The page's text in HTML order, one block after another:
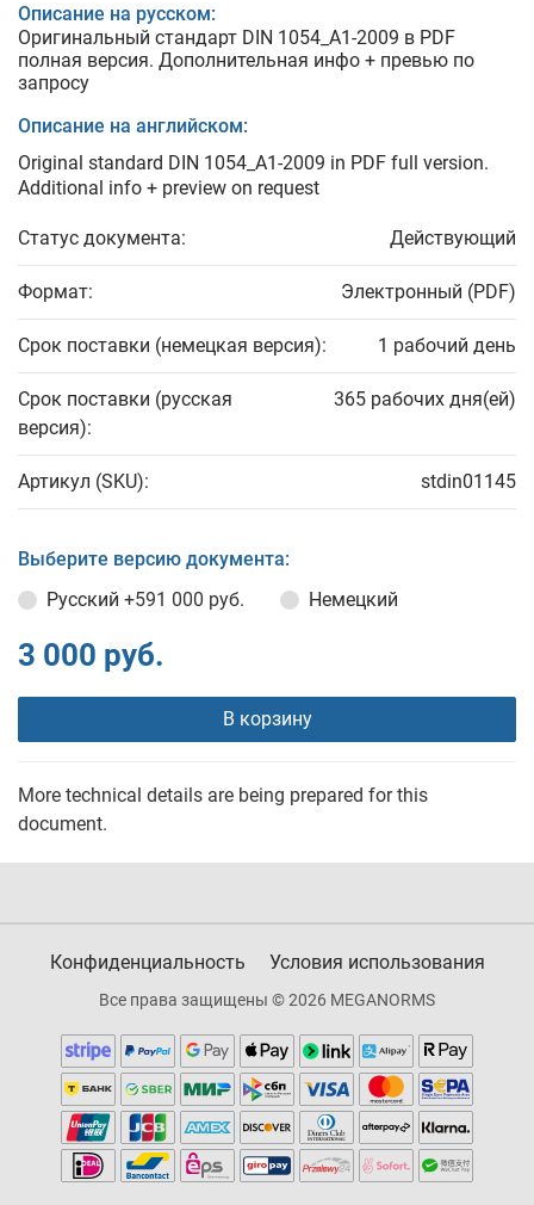
Описание на русском:
Оригинальный стандарт DIN 1054_A1-2009 в PDF
полная версия. Дополнительная инфо + превью по
запросу
Описание на английском:
Original standard DIN 1054_A1-2009 in PDF full version.
Additional info + preview on request
Статус документа: Действующий
Формат: Электронный (PDF)
Срок поставки (немецкая версия): 1 рабочий день
Срок поставки (русская
версия):
365 рабочих дня(ей)
Артикул (SKU): stdin01145
Выберите версию документа:
Русский +591 000 руб. Немецкий
3 000 руб.
В корзину
More technical details are being prepared for this
document.
Конфиденциальность Условия использования
Все права защищены © 2026 MEGANORMS